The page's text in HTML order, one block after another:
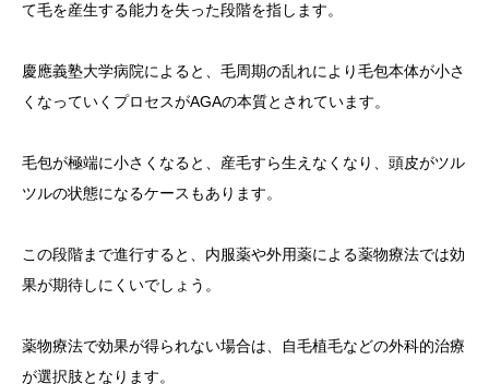
て毛を産生する能力を失った段階を指します。
慶應義塾大学病院によると、毛周期の乱れにより毛包本体が小さ
くなっていくプロセスがAGAの本質とされています。
毛包が極端に小さくなると、産毛すら生えなくなり、頭皮がツル
ツルの状態になるケースもあります。
この段階まで進行すると、内服薬や外用薬による薬物療法では効
果が期待しにくいでしょう。
薬物療法で効果が得られない場合は、自毛植毛などの外科的治療
が選択肢となります。